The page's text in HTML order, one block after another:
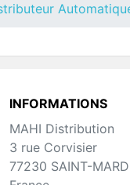
Toutes Pièces
Opera
Pièces Détachées
INFORMATIONS
MAHI Distribution
3 rue Corvisier
77230 SAINT-MARD